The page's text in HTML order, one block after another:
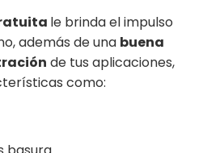
le brinda el impulso
además de una buena
de tus aplicaciones,
como: